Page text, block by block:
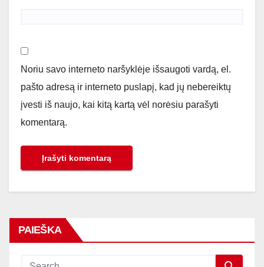
Noriu savo interneto naršyklėje išsaugoti vardą, el.
pašto adresą ir interneto puslapį, kad jų nebereiktų
įvesti iš naujo, kai kitą kartą vėl norėsiu parašyti
komentarą.
PAIEŠKA